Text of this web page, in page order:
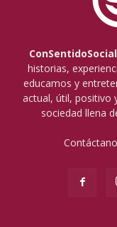
ConSentidoSocial
historias,
educamos y
actual, útil, positivo
sociedad llena